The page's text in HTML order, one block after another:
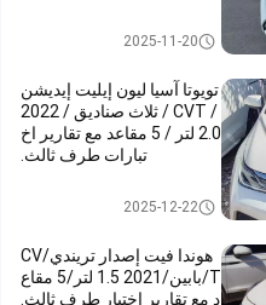
السيارات المستعملة2025-11-20
تويوتا آسيا ليون إيليت إيديشن
/ CVT / ثلاث صناديق / 2022
2.0 لتر / 5 مقاعد مع تقارير اخ
تبارات طرف ثالث.
السيارات المستعملة2025-12-22
هوندا فيت إصدار تريندي/CV
T/بابين/2021 1.5 لتر/5 مقاع
د مع تقارير اختبار طرف ثالث.